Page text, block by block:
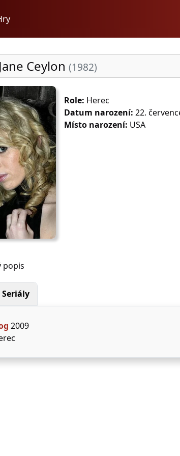
Ceylon (1982)
Role: Herec
Datum narození: 22.
Místo narození: USA
popis
Seriály
2009